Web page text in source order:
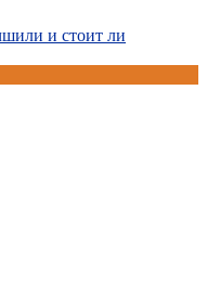
и стоит ли